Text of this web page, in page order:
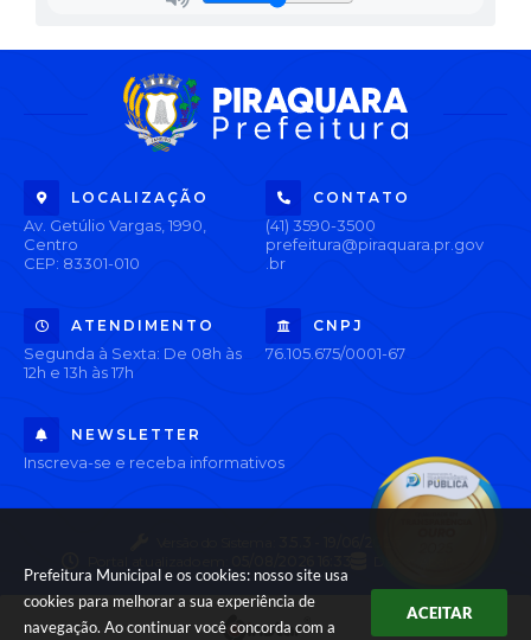
Prefeitura Municipal e os cookies: nosso site usa
cookies para melhorar a sua experiência de
navegação. Ao continuar você concorda com a
ACEITAR
LOCALIZAÇÃO
Av. Getúlio Vargas, 1990,
Centro
CEP: 83301-010
CONTATO
(41) 3590-3500
prefeitura@piraquara.pr.gov
.br
ATENDIMENTO
Segunda à Sexta: De 08h às
12h e 13h às 17h
CNPJ
76.105.675/0001-67
NEWSLETTER
Inscreva-se e receba informativos